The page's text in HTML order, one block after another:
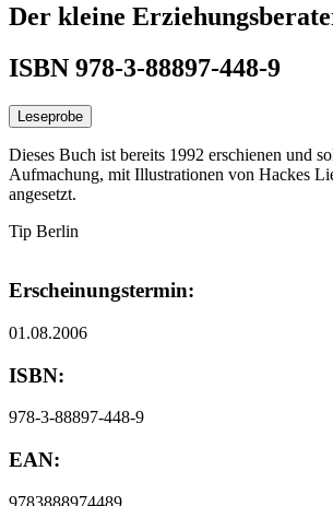
Der kleine
ISBN 978-3-88897-448-9
Leseprobe
Dieses Buch ist bereits 1992 erschienen und
Aufmachung, mit Illustrationen von Hackes
angesetzt.
Tip Berlin
Erscheinungstermin:
01.08.2006
ISBN:
978-3-88897-448-9
EAN:
9783888974489